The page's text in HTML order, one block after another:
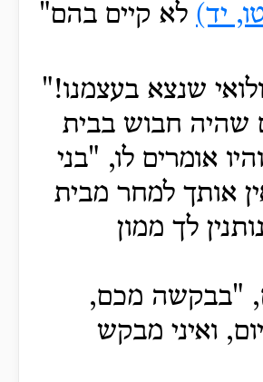
יד) לא קיים בהם"
שנצא בעצמנו!"
שהיה חבוש בבית
אומרים לו, "בני
אותך למחר מבית
לך ממון
"בבקשה מכם,
ואיני מבקש